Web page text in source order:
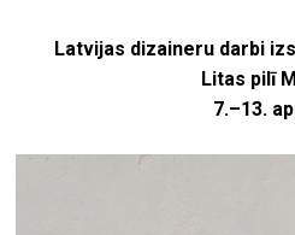
Latvijas dizaineru darbi
Litas pilī
7.–13.